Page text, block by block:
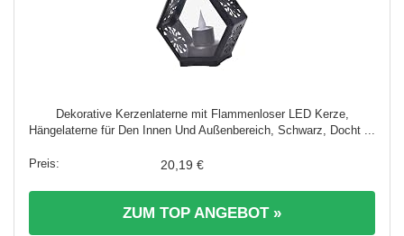
Dekorative Kerzenlaterne mit Flammenloser LED Kerze,
Hängelaterne für Den Innen Und Außenbereich, Schwarz, Docht ...
20,19 €
ZUM TOP ANGEBOT »